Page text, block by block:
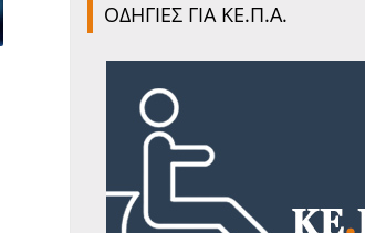
ΟΔΗΓΙΕΣ ΓΙΑ ΚΕ.Π.Α.